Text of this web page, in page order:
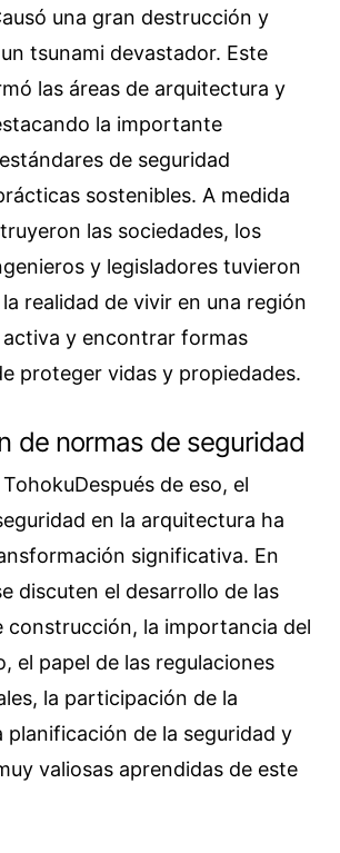
una gran destrucción y
tsunami devastador. Este
las áreas de arquitectura y
la importante
de seguridad
sostenibles. A medida
las sociedades, los
y legisladores tuvieron
realidad de vivir en una región
activa y encontrar formas
proteger vidas y propiedades.
de normas de seguridad
de eso, el
en la arquitectura ha
significativa. En
discuten el desarrollo de las
construcción, la importancia del
el papel de las regulaciones
la participación de la
planificación de la seguridad y
valiosas aprendidas de este